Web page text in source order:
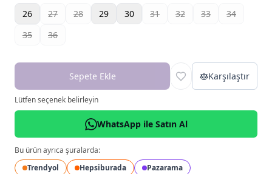
26
27 28 29 30 31 32 33
34
35
36
Sepete Ekle Karşılaştır
Lütfen seçenek belirleyin
WhatsApp ile Satın Al
Bu ürün ayrıca şuralarda:
Trendyol
Hepsiburada Pazarama